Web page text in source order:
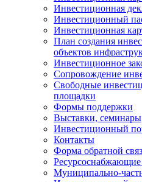
Инвестиционная
Инвестиционный
Инвестиционная
План создания
объектов
Инвестиционное
Сопровождение
Свободные
площадки
Формы поддержки
Выставки,
Инвестиционный
Контакты
Форма обратной
Ресурсоснабжающие
Муниципально-